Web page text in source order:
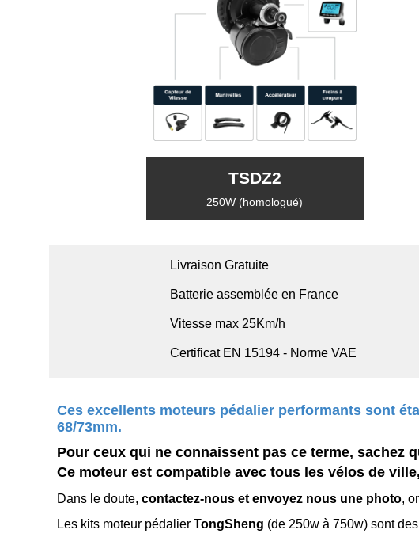
TSDZ2
250W (homologué)
Livraison Gratuite
Batterie assemblée en France
Vitesse max 25Km/h
Certificat EN 15194 - Norme VAE
Ces excellents moteurs pédalier performants sont
68/73mm.
Pour ceux qui ne connaissent pas ce terme,
Ce moteur est compatible avec tous les vélos de
Dans le doute, contactez-nous et envoyez nous une photo,
Les kits moteur pédalier TongSheng (de 250w à 750w) sont